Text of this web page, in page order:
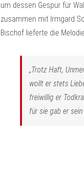
um dessen Gespür für
zusammen mit Irmgard
Bischof lieferte die
„Trotz Haft,
wollt er stets
freiwillig er
für sie gab er sein